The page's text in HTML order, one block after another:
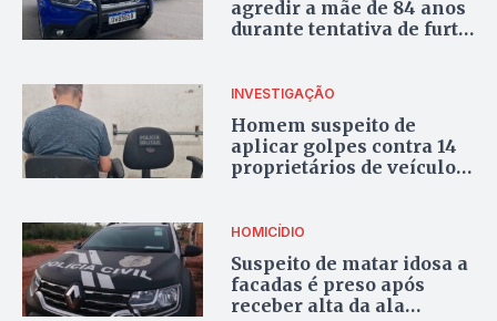
agredir a mãe de 84 anos
durante tentativa de furto
INVESTIGAÇÃO
Homem suspeito de
aplicar golpes contra 14
proprietários de veículos
HOMICÍDIO
Suspeito de matar idosa a
facadas é preso após
receber alta da ala